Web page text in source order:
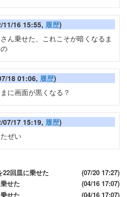
11/16 15:55, 履歴)
ん乗せた、これこそが暗くなるま
18 01:06, 履歴)
に画面が黒くなる？
07/17 15:19, 履歴)
ぜい
回皿に乗せた
(07/20 17:27)
せた
(04/16 17:07)
せた (04/16 17:07)